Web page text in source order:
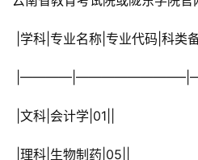
|学科|专业名称|专业代码|科类
|文科|会计学|01||
|理科|生物制药|05||